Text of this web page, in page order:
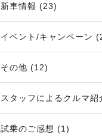
新車情報 (23)
イベント/キャンペーン
その他 (12)
スタッフによるクルマ紹
試乗のご感想 (1)